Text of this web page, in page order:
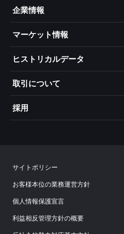
企業情報
マーケット情報
ヒストリカルデータ
取引について
採用
サイトポリシー
お客様本位の業務運営方針
個人情報保護宣言
利益相反管理方針の概要